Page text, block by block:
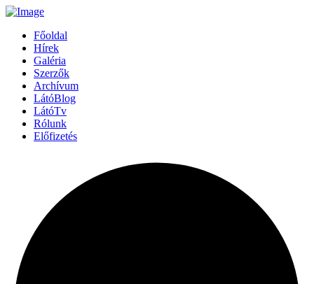
Főoldal
Hírek
Galéria
Szerzők
Archívum
LátóBlog
LátóTv
Rólunk
Előfizetés